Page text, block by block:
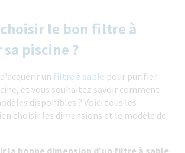
le bon filtre à
piscine ?
un filtre à sable pour purifier
et vous souhaitez savoir comment
disponibles ? Voici tous les
choisir les dimensions et le modèle de
la bonne dimension d'un filtre à sable